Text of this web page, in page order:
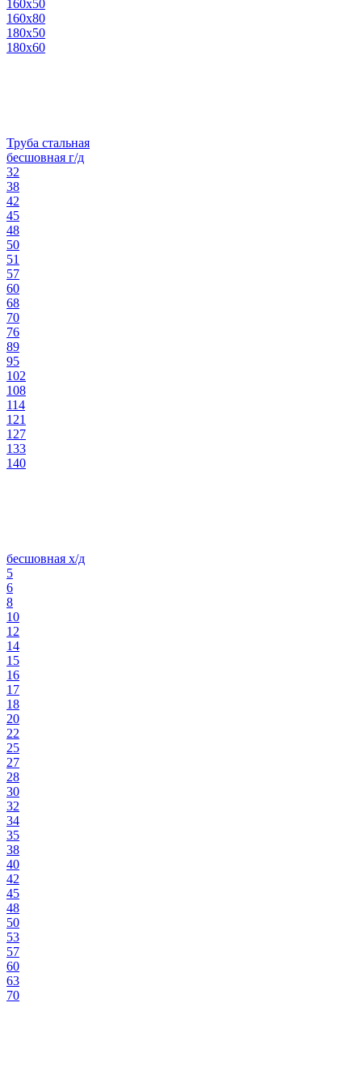
160х50
160х80
180х50
180х60
Труба стальная
бесшовная г/д
32
38
42
45
48
50
51
57
60
68
70
76
89
95
102
108
114
121
127
133
140
бесшовная х/д
5
6
8
10
12
14
15
16
17
18
20
22
25
27
28
30
32
34
35
38
40
42
45
48
50
53
57
60
63
70